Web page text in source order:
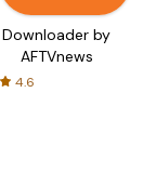
Downloader by
AFTVnews
4.6